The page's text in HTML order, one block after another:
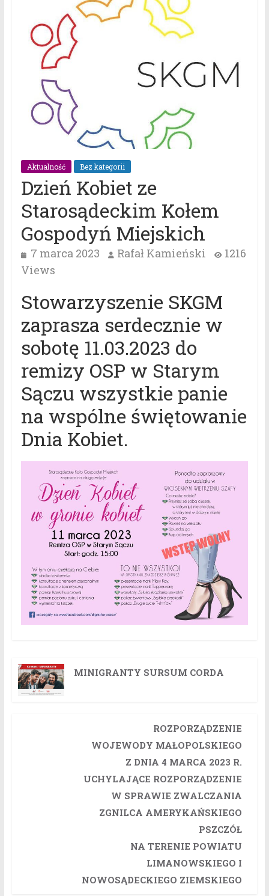
Aktualność Bez kategorii
Dzień Kobiet ze
Starosądeckim Kołem
Gospodyń Miejskich
7 marca 2023 Rafał Kamieński
1216
Views
Stowarzyszenie SKGM
zaprasza serdecznie w
sobotę 11.03.2023 do
remizy OSP w Starym
Sączu wszystkie panie
na wspólne świętowanie
Dnia Kobiet.
MINIGRANTY SURSUM CORDA
ROZPORZĄDZENIE
WOJEWODY MAŁOPOLSKIEGO
Z DNIA 4 MARCA 2023 R.
UCHYLAJĄCE ROZPORZĄDZENIE
W SPRAWIE ZWALCZANIA
ZGNILCA AMERYKAŃSKIEGO
PSZCZÓŁ
NA TERENIE POWIATU
LIMANOWSKIEGO I
NOWOSĄDECKIEGO ZIEMSKIEGO